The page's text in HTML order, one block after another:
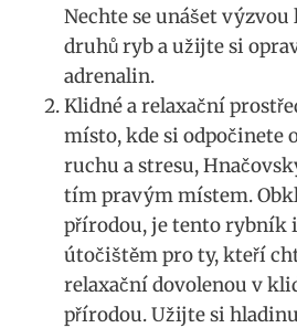
Nechte se unášet
druhů ryb a užijte si
adrenalin.
Klidné a relaxační
místo, kde si odpočinete
ruchu a stresu,
tím pravým místem.
přírodou, je tento rybník
útočištěm pro ty, kteří
relaxační dovolenou v
přírodou. Užijte si